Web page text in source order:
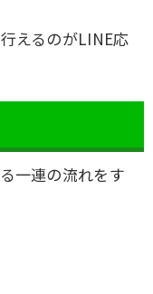
えるのがLINE応
一連の流れをす